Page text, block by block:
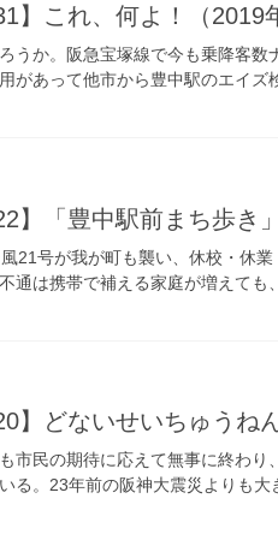
】これ、何よ！（2019
うか。阪急宝塚線で今も乗降客数
があって他市から豊中駅のエイ
】「豊中駅前まち歩き
21号が我が町も襲い、休校・休
通は携帯で補える家庭が増えて
】どないせいちゅうね
市民の期待に応えて無事に終わり
る。23年前の阪神大震災よりも